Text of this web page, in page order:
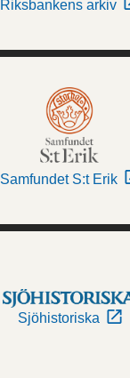
Riksbankens arkiv
Samfundet S:t Erik
Sjöhistoriska